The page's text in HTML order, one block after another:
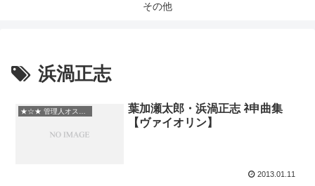
その他
浜渦正志
葉加瀬太郎・浜渦正志 ﾈ申曲集
【ヴァイオリン】
2013.01.11